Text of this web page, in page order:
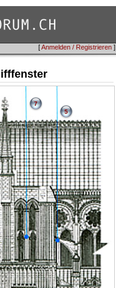
[Anmelden / Registrieren ]
5
7